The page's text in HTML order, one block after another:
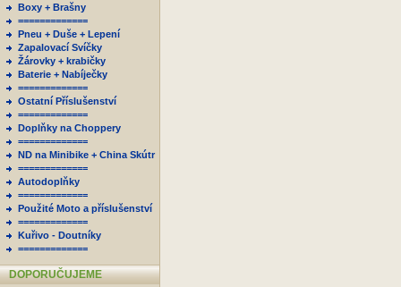
Boxy + Brašny
=============
Pneu + Duše + Lepení
Zapalovací Svíčky
Žárovky + krabičky
Baterie + Nabíječky
=============
Ostatní Příslušenství
=============
Doplňky na Choppery
=============
ND na Minibike + China Skútr
=============
Autodoplňky
=============
Použité Moto a příslušenství
=============
Kuřivo - Doutníky
=============
DOPORUČUJEME